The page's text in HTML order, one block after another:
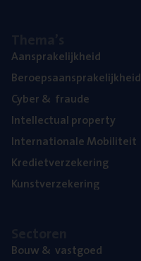
Aan­spra­ke­lijk­heid
Beroeps­aan­spra­ke­lijk­heid
Cyber& fraude
Intel­lec­tu­al property
Inter­na­ti­o­na­le Mobiliteit
Kre­diet­ver­ze­ke­ring
Kunst­ver­ze­ke­ring
Bouw& vastgoed